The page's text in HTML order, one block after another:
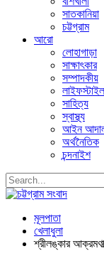
সাতকানিয়া
চট্টগ্রাম
আরো
লোহাগাড়া
সাক্ষাৎকার
সম্পাদকীয়
লাইফস্টাইল
সাহিত্য
স্বাস্থ্য
আইন
অর্থনৈতিক
চন্দনাইশ
মূলপাতা
খেলাধুলা
শ্রীলঙ্কার